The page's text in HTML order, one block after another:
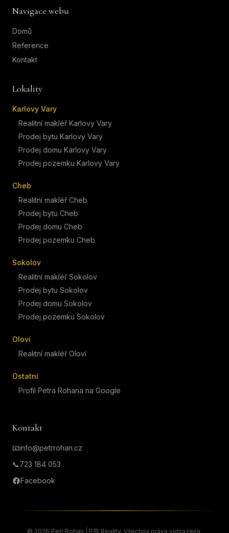
Navigace webu
Domů
Reference
Kontakt
Lokality
Karlovy Vary
Realitní makléř Karlovy Vary
Prodej bytu Karlovy Vary
Prodej domu Karlovy Vary
Prodej pozemku Karlovy Vary
Cheb
Realitní makléř Cheb
Prodej bytu Cheb
Prodej domu Cheb
Prodej pozemku Cheb
Sokolov
Realitní makléř Sokolov
Prodej bytu Sokolov
Prodej domu Sokolov
Prodej pozemku Sokolov
Oloví
Realitní makléř Oloví
Ostatní
Profil Petra Rohana na Google
Kontakt
📧info@petrrohan.cz
📞723 184 053
Facebook
© 2026 Petr Rohan | P/R Reality. Všechna práva vyhrazena.